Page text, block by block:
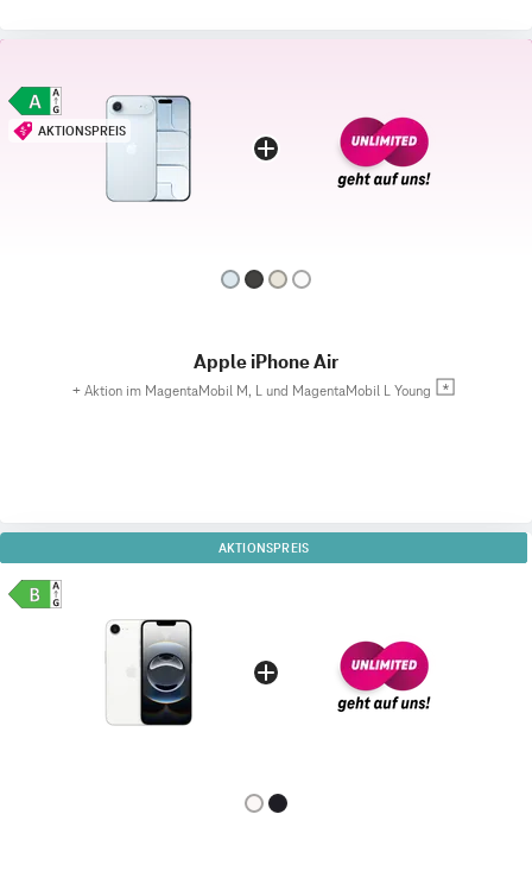
AKTIONSPREIS
Apple iPhone Air
+ Aktion im MagentaMobil M, L und MagentaMobil L Young
AKTIONSPREIS